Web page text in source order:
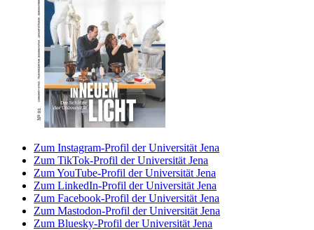
Zum Instagram-Profil der Universität Jena
Zum TikTok-Profil der Universität Jena
Zum YouTube-Profil der Universität Jena
Zum LinkedIn-Profil der Universität Jena
Zum Facebook-Profil der Universität Jena
Zum Mastodon-Profil der Universität Jena
Zum Bluesky-Profil der Universität Jena